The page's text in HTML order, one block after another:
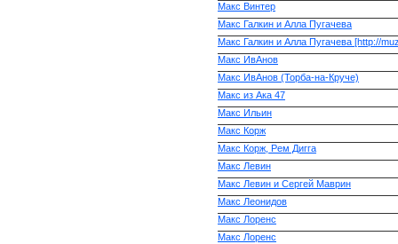
Макс Винтер
Макс Галкин и Алла Пугачева
Макс Галкин и Алла Пугачева [http://
Макс ИвАнов
Макс ИвАнов (Торба-на-Круче)
Макс из Ака 47
Макс Ильин
Макс Корж
Макс Корж, Рем Дигга
Макс Левин
Макс Левин и Сергей Маврин
Макс Леонидов
Макс Лоренс
Макс Лоренс